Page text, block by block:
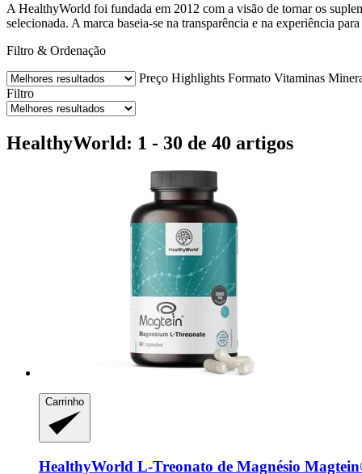
A HealthyWorld foi fundada em 2012 com a visão de tornar os
selecionada. A marca baseia-se na transparência e na experiência
Filtro & Ordenação
Preço Highlights Formato Vitaminas
Filtro
HealthyWorld: 1 - 30 de 40 artigos
Carrinho
HealthyWorld L-​Treonato de Magnésio